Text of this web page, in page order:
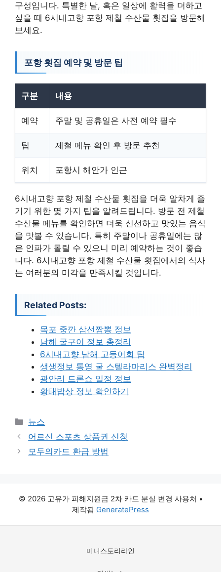
구성입니다. 특별한 날, 혹은 일상에 활력을 더하고
싶을 때 6시내고향 포항 제철 수산물 횟집을 방문해
보세요.
포항 횟집 예약 및 방문 팁
구분 내용
예약 주말 및 공휴일은 사전 예약 필수
팁 제철 메뉴 확인 후 방문 추천
위치 포항시 해안가 인근
6시내고향 포항 제철 수산물 횟집을 더욱 알차게 즐
기기 위한 몇 가지 팁을 알려드립니다. 방문 전 제철
수산물 메뉴를 확인하면 더욱 신선하고 맛있는 음식
을 맛볼 수 있습니다. 특히 주말이나 공휴일에는 많
은 인파가 몰릴 수 있으니 미리 예약하는 것이 좋습
니다. 6시내고향 포항 제철 수산물 횟집에서의 식사
는 여러분의 미각을 만족시킬 것입니다.
Related Posts:
목포 중깐 삼선짬뽕 정보
남해 굴구이 정보 총정리
6시내고향 남해 고등어회 팁
생생정보 통영 굴 스텔라마리스 완벽정리
광안리 드론쇼 일정 정보
황태밥상 정보 확인하기
카
테
리
뉴스
어르신 스포츠 상품권 신청
모두의카드 환급 방법
© 2026 고유가 피해지원금 2차 카드 분실 변경 사용처 •
제작됨 GeneratePress
미니스토리라인